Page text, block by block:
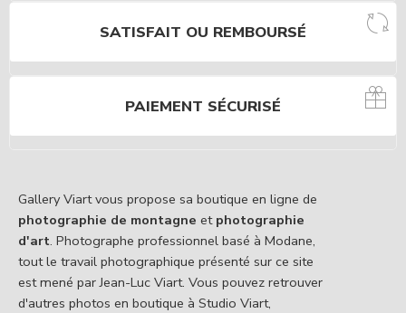
SATISFAIT OU REMBOURSÉ
PAIEMENT SÉCURISÉ
Gallery Viart vous propose sa boutique en ligne de
photographie de montagne et photographie
d'art. Photographe professionnel basé à Modane,
tout le travail photographique présenté sur ce site
est mené par Jean-Luc Viart. Vous pouvez retrouver
d'autres photos en boutique à Studio Viart,